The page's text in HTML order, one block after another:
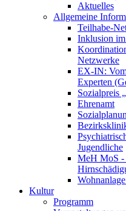
Aktuelles
Allgemeine
Teilhabe-
Inklusion
Netzwerke
EX-IN:
Experten
Sozialpreis
Ehrenamt
Jugendliche
MeH MoS -
Kultur
Programm